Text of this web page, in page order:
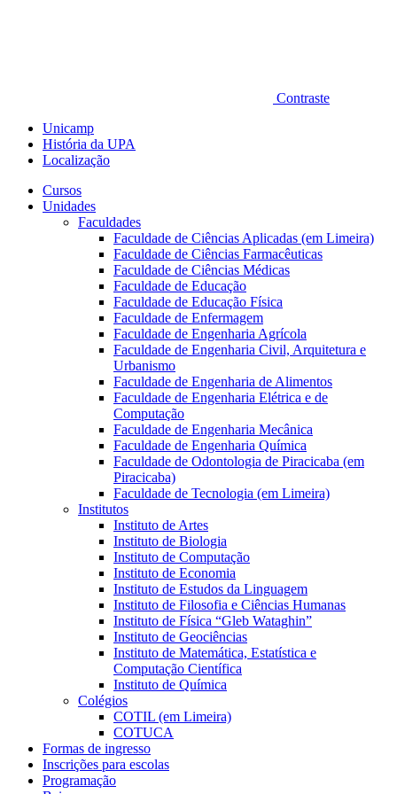
Contraste
Unicamp
História da UPA
Localização
Cursos
Unidades
Faculdades
Faculdade de Ciências Aplicadas (em Limeira)
Faculdade de Ciências Farmacêuticas
Faculdade de Ciências Médicas
Faculdade de Educação
Faculdade de Educação Física
Faculdade de Enfermagem
Faculdade de Engenharia Agrícola
Faculdade de Engenharia Civil, Arquitetura e
Urbanismo
Faculdade de Engenharia de Alimentos
Faculdade de Engenharia Elétrica e de
Computação
Faculdade de Engenharia Mecânica
Faculdade de Engenharia Química
Faculdade de Odontologia de Piracicaba (em
Piracicaba)
Faculdade de Tecnologia (em Limeira)
Institutos
Instituto de Artes
Instituto de Biologia
Instituto de Computação
Instituto de Economia
Instituto de Estudos da Linguagem
Instituto de Filosofia e Ciências Humanas
Instituto de Física “Gleb Wataghin”
Instituto de Geociências
Instituto de Matemática, Estatística e
Computação Científica
Instituto de Química
Colégios
COTIL (em Limeira)
COTUCA
Formas de ingresso
Inscrições para escolas
Programação